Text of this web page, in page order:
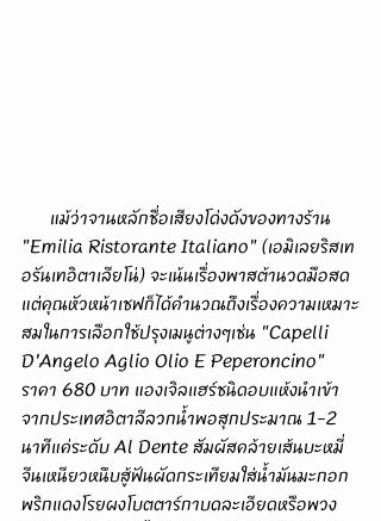
"Emilia Ristorante Italiano" (เอมิเลยริสเท
อรันเทอิตาเลียโน่) จะเน้นเรื่องพาสต้านวดมือสด
แต่คุณหัวหน้าเชฟก็ได้คำนวณถึงเรื่องความเหมาะ
สมในการเลือกใช้ปรุงเมนูต่างๆเช่น "Capelli
D'Angelo Aglio Olio E Peperoncino"
ราคา 680 บาท แองเจิลแฮร์ชนิดอบแห้งนำเข้า
จากประเทศอิตาลีลวกน้ำพอสุกประมาณ 1-2
นาทีแค่ระดับ Al Dente สัมผัสคล้ายเส้นบะหมี่
จีนเหนียวหนึบสู้ฟันผัดกระเทียมใส่น้ำมันมะกอก
พริกแดงโรยผงโบตตาร์กาบดละเอียดหรือพวง